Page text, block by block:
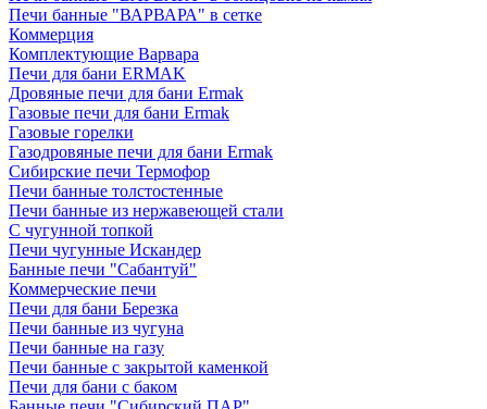
Печи банные "ВАРВАРА" в сетке
Коммерция
Комплектующие Варвара
Печи для бани ERMAK
Дровяные печи для бани Ermak
Газовые печи для бани Ermak
Газовые горелки
Газодровяные печи для бани Ermak
Сибирские печи Термофор
Печи банные толстостенные
Печи банные из нержавеющей стали
С чугунной топкой
Печи чугунные Искандер
Банные печи "Сабантуй"
Коммерческие печи
Печи для бани Березка
Печи банные из чугуна
Печи банные на газу
Печи банные с закрытой каменкой
Печи для бани с баком